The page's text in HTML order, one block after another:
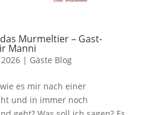
Murmeltier – Gast-
Manni
| Gäste Blog
es mir nach einer
und in immer noch